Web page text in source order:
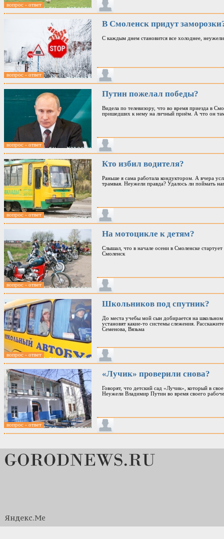
вопрос - ответ
вопрос - ответ
В Смоленск придут
С каждым днем становится все холоднее,
вопрос - ответ
Путин пожелал победы?
Видела по телевизору, что во время приезда в
пришедших к нему на личный приём. А что он
вопрос - ответ
Кто избил водителя?
Раньше я сама работала кондуктором. А вчера
трамвая. Неужели правда? Удалось ли поймать
вопрос - ответ
На мотоцикле к детям?
Слышал, что в начале осени в Смоленске
Смоленск
вопрос - ответ
Школьников под спутник?
До места учебы мой сын добирается на
установят какие-то системы слежения.
Семенова, Вязьма
вопрос - ответ
«Лучик» проверили снова?
Говорят, что детский сад «Лучик», который в
Неужели Владимир Путин во время своего